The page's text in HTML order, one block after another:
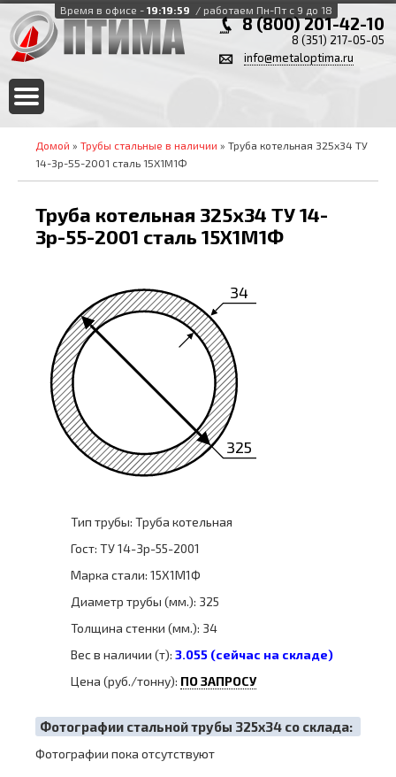
Время в офисе - 19:19:59 / работаем Пн-Пт с 9 до 18
8 (800) 201-42-10
8 (351) 217-05-05
info@metaloptima.ru
Домой » Трубы стальные в наличии » Труба котельная 325х34 ТУ
14-3р-55-2001 сталь 15Х1М1Ф
Труба котельная 325х34 ТУ 14-
3р-55-2001 сталь 15Х1М1Ф
325
34
Тип трубы: Труба котельная
Гост: ТУ 14-3р-55-2001
Марка стали: 15Х1М1Ф
Диаметр трубы (мм.): 325
Толщина стенки (мм.): 34
Вес в наличии (т): 3.055 (сейчас на складе)
Цена (руб./тонну): ПО ЗАПРОСУ
Фотографии стальной трубы 325х34 со склада:
Фотографии пока отсутствуют